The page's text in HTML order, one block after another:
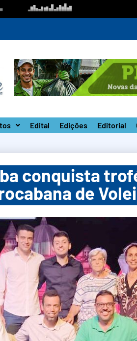
primeira competição estadual na nova
Edital Edições Editorial
conquista
de